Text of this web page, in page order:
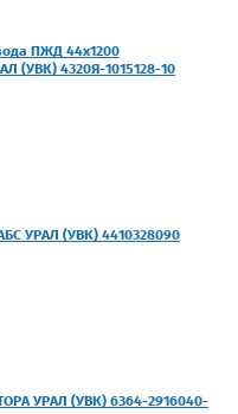
ПЖД 44х1200
(УВК) 4320Я-1015128-10
УРАЛ (УВК) 4410328090
УРАЛ (УВК) 6364-2916040-